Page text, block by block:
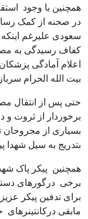
همچنین با وجود
در صحنه از کمک
سعودی علیرغم
کفاف رسیدگی به
اعلام آمادگی
بیت الله الحرام
حتی پس از انتقال
برخوردار از ثروت و
بسیاری از مجروحان
بتدریج به سیل شهدا
همچنین پیکر پاک
برخی درگورهای
برای تدفین پیکر
مابقی